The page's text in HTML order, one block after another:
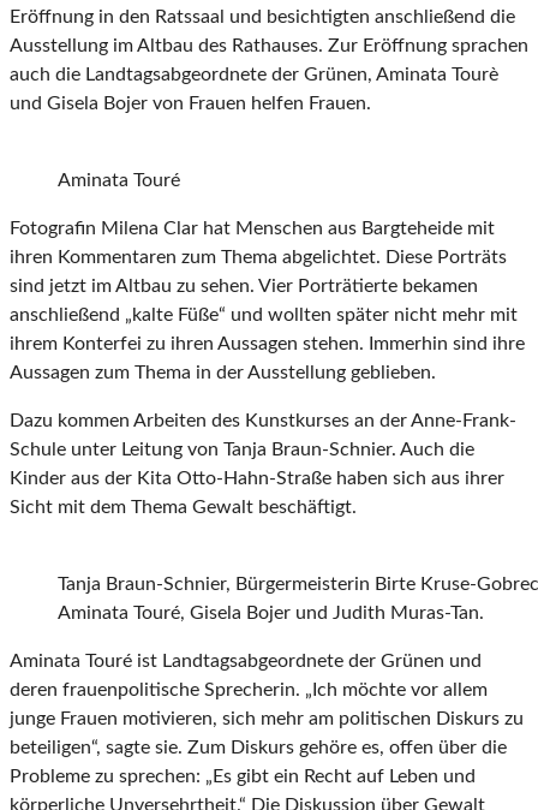
Eröffnung in den Ratssaal und besichtigten anschließend die
Ausstellung im Altbau des Rathauses. Zur Eröffnung sprachen
auch die Landtagsabgeordnete der Grünen, Aminata Tourè
und Gisela Bojer von Frauen helfen Frauen.
Aminata Touré
Fotografin Milena Clar hat Menschen aus Bargteheide mit
ihren Kommentaren zum Thema abgelichtet. Diese Porträts
sind jetzt im Altbau zu sehen. Vier Porträtierte bekamen
anschließend „kalte Füße“ und wollten später nicht mehr mit
ihrem Konterfei zu ihren Aussagen stehen. Immerhin sind ihre
Aussagen zum Thema in der Ausstellung geblieben.
Dazu kommen Arbeiten des Kunstkurses an der Anne-Frank-
Schule unter Leitung von Tanja Braun-Schnier. Auch die
Kinder aus der Kita Otto-Hahn-Straße haben sich aus ihrer
Sicht mit dem Thema Gewalt beschäftigt.
Tanja Braun-Schnier, Bürgermeisterin Birte Kruse-
Aminata Touré, Gisela Bojer und Judith Muras-Tan.
Aminata Touré ist Landtagsabgeordnete der Grünen und
deren frauenpolitische Sprecherin. „Ich möchte vor allem
junge Frauen motivieren, sich mehr am politischen Diskurs zu
beteiligen“, sagte sie. Zum Diskurs gehöre es, offen über die
Probleme zu sprechen: „Es gibt ein Recht auf Leben und
körperliche Unversehrtheit.“ Die Diskussion über Gewalt